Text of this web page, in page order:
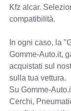
Kfz alcar.
compatibilità.
In ogni caso, la
Gomme-Auto.it,
acquistati sul
sulla tua vettura.
Su Gomme-
Cerchi,